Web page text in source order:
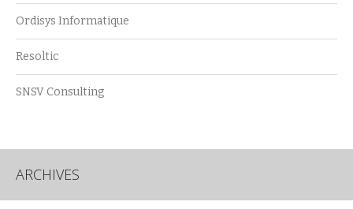
Ordisys Informatique
Resoltic
SNSV Consulting
ARCHIVES